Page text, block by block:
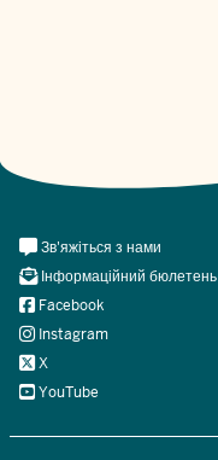
Meta
Navi
Social
Зв'яжіться з нами
Інформаційний бюлетень
Facebook
Instagram
X
YouTube